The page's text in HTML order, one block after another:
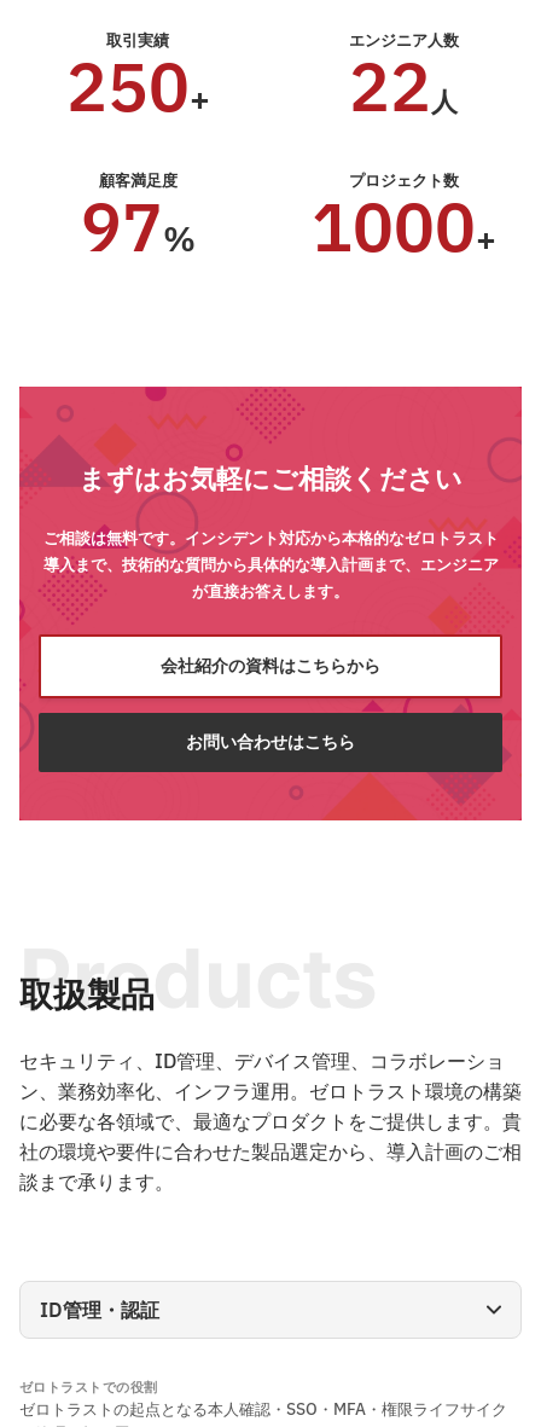
取引実績
250+
エンジニア人数
22人
顧客満足度
97%
プロジェクト数
1000+
まずはお気軽にご相談ください
ご相談は無料です。インシデント対応から本格的なゼロトラスト
導入まで、技術的な質問から具体的な導入計画まで、エンジニア
が直接お答えします。
会社紹介の資料はこちらから
お問い合わせはこちら
取扱製品
Products
セキュリティ、ID管理、デバイス管理、コラボレーショ
ン、業務効率化、インフラ運用。ゼロトラスト環境の構築
に必要な各領域で、最適なプロダクトをご提供します。貴
社の環境や要件に合わせた製品選定から、導入計画のご相
談まで承ります。
ゼロトラストでの役割
ゼロトラストの起点となる本人確認・SSO・MFA・権限ライフサイク